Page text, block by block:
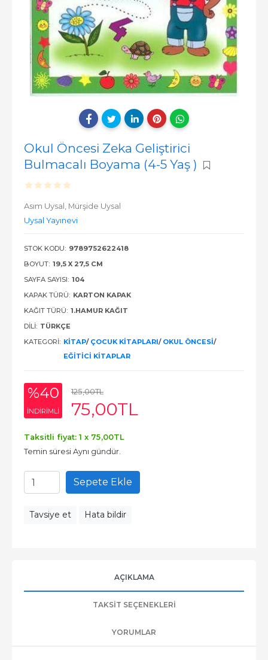
Okul Öncesi Zeka Geliştirici
Bulmacalı Boyama (4-5 Yaş )
Asım Uysal, Mürşide Uysal
Uysal Yayınevi
STOK KODU: 9789752622418
BOYUT: 19,5 X 27,5 CM
SAYFA SAYISI: 104
KAPAK TÜRÜ: KARTON KAPAK
KAĞIT TÜRÜ: 1.HAMUR KAĞIT
DILI: TÜRKÇE
KATEGORI: KITAP/ ÇOCUK KITAPLARI/ OKUL ÖNCESI/
EĞITICI KITAPLAR
%40
INDIRIMLI
125,00TL
75,00TL
Taksitli fiyat: 1 x 75,00TL
Temin süresi Aynı gündür.
Sepete Ekle
Tavsiye et Hata bildir
AÇIKLAMA
TAKSIT SEÇENEKLERI
YORUMLAR